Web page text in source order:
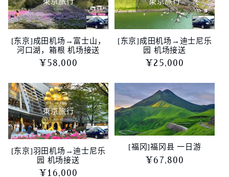
[东京]成田机场→富士山，
河口湖，箱根 机场接送
常
价
格
¥58,000
[东京]成田机场→迪士尼乐
园 机场接送
常
格
¥25,000
[东京]羽田机场→迪士尼乐
园 机场接送
常
¥16,000
[福冈]福冈县 一日游
常
¥67,800